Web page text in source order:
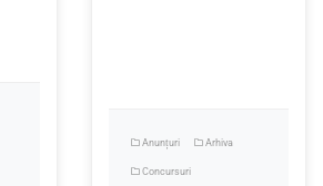
Anunțuri Arhiva
Concursuri